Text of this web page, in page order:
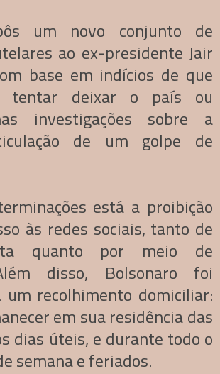
um novo conjunto de
ao ex-presidente Jair
base em indícios de que
tentar deixar o país ou
investigações sobre a
de um golpe de
está a proibição
às redes sociais, tanto de
quanto por meio de
disso, Bolsonaro foi
recolhimento domiciliar:
em sua residência das
dias úteis, e durante todo o
semana e feriados.